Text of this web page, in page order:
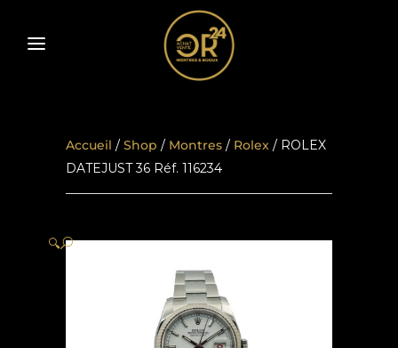
Accueil / Shop / Montres / Rolex / ROLEX
DATEJUST 36 Réf. 116234
🔍